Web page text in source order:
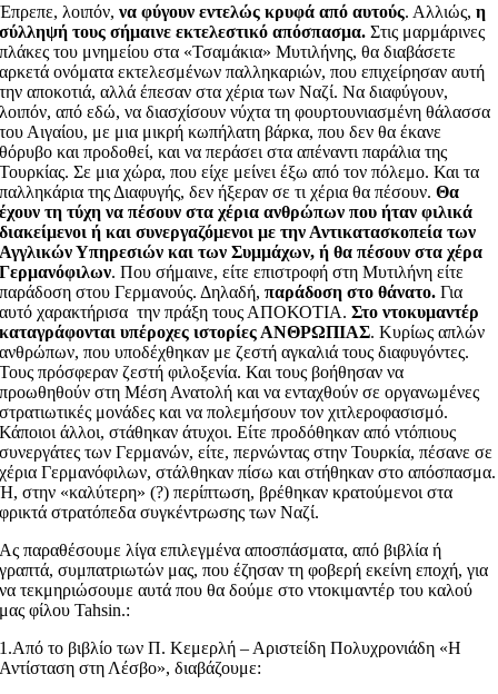
Έπρεπε, λοιπόν,να φύγουν εντελώς κρυφά από αυτούς. Αλλιώς,η
σύλληψή τους σήμαινε εκτελεστικό απόσπασμα. Στις μαρμάρινες
πλάκες του μνημείου στα «Τσαμάκια» Μυτιλήνης, θα διαβάσετε
αρκετά ονόματα εκτελεσμένων παλληκαριών, που επιχείρησαν αυτή
την αποκοτιά, αλλά έπεσαν στα χέρια των Ναζί. Να διαφύγουν,
λοιπόν, από εδώ, να διασχίσουν νύχτα τη φουρτουνιασμένη θάλασσα
του Αιγαίου, με μια μικρή κωπήλατη βάρκα, που δεν θα έκανε
θόρυβο και προδοθεί, και να περάσει στα απέναντι παράλια της
Τουρκίας. Σε μια χώρα, που είχε μείνει έξω από τον πόλεμο. Και τα
παλληκάρια της Διαφυγής, δεν ήξεραν σε τι χέρια θα πέσουν.Θα
έχουν τη τύχη να πέσουν στα χέρια ανθρώπων που ήταν φιλικά
διακείμενοι ή και συνεργαζόμενοι με την Αντικατασκοπεία των
Αγγλικών Υπηρεσιών και των Συμμάχων, ή θα πέσουν στα χέρα
Γερμανόφιλων. Που σήμαινε, είτε επιστροφή στη Μυτιλήνη είτε
παράδοση στου Γερμανούς. Δηλαδή,παράδοση στο θάνατο. Για
αυτό χαρακτήρισα την πράξη τους ΑΠΟΚΟΤΙΑ.Στο ντοκυμαντέρ
καταγράφονται υπέροχες ιστορίες ΑΝΘΡΩΠΙΑΣ. Κυρίως απλών
ανθρώπων, που υποδέχθηκαν με ζεστή αγκαλιά τους διαφυγόντες.
Τους πρόσφεραν ζεστή φιλοξενία. Και τους βοήθησαν να
προωθηθούν στη Μέση Ανατολή και να ενταχθούν σε οργανωμένες
στρατιωτικές μονάδες και να πολεμήσουν τον χιτλεροφασισμό.
Κάποιοι άλλοι, στάθηκαν άτυχοι. Είτε προδόθηκαν από ντόπιους
συνεργάτες των Γερμανών, είτε, περνώντας στην Τουρκία, πέσανε σε
χέρια Γερμανόφιλων, στάλθηκαν πίσω και στήθηκαν στο απόσπασμα.
Ή, στην «καλύτερη» (?) περίπτωση, βρέθηκαν κρατούμενοι στα
φρικτά στρατόπεδα συγκέντρωσης των Ναζί.
Ας παραθέσουμε λίγα επιλεγμένα αποσπάσματα, από βιβλία ή
γραπτά, συμπατριωτών μας, που έζησαν τη φοβερή εκείνη εποχή, για
να τεκμηριώσουμε αυτά που θα δούμε στο ντοκιμαντέρ του καλού
μας φίλου Tahsin.:
1.Από το βιβλίο των Π. Κεμερλή – Αριστείδη Πολυχρονιάδη «Η
Αντίσταση στη Λέσβο», διαβάζουμε: